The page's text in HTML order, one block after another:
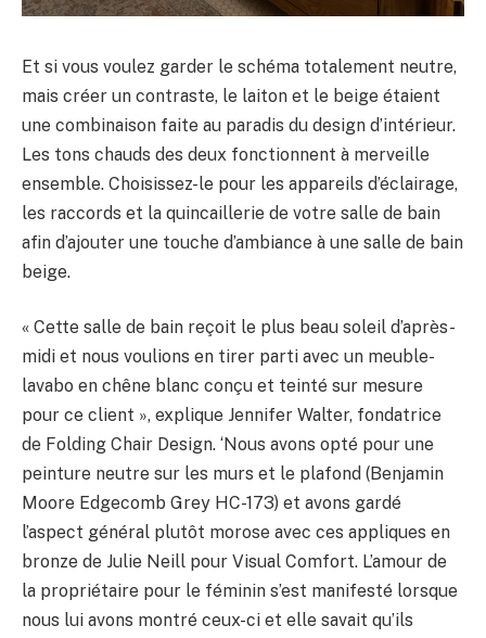
Et si vous voulez garder le schéma totalement neutre,
mais créer un contraste, le laiton et le beige étaient
une combinaison faite au paradis du design d’intérieur.
Les tons chauds des deux fonctionnent à merveille
ensemble. Choisissez-le pour les appareils d’éclairage,
les raccords et la quincaillerie de votre salle de bain
afin d’ajouter une touche d’ambiance à une salle de bain
beige.
« Cette salle de bain reçoit le plus beau soleil d’après-
midi et nous voulions en tirer parti avec un meuble-
lavabo en chêne blanc conçu et teinté sur mesure
pour ce client », explique Jennifer Walter, fondatrice
de Folding Chair Design. ‘Nous avons opté pour une
peinture neutre sur les murs et le plafond (Benjamin
Moore Edgecomb Grey HC-173) et avons gardé
l’aspect général plutôt morose avec ces appliques en
bronze de Julie Neill pour Visual Comfort. L’amour de
la propriétaire pour le féminin s’est manifesté lorsque
nous lui avons montré ceux-ci et elle savait qu’ils